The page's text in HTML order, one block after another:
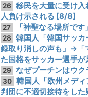
26
移民を大量に受け
人負け示される [8/8]
27 「神聖なる場所で
28
韓国人「韓国サッ
録取り消しの声も」→「
た国格をサッカー選手が
29 なぜプーチンはウク
30 韓国人「欧州メデ
判団に不適切接待をした